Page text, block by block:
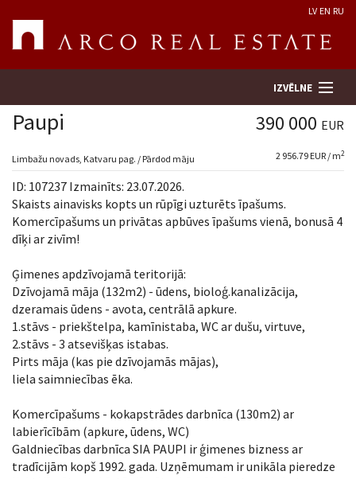
LV EN RU
IZVĒLNE
Meklēt īpašumu
Novērtēt īpašumu
Uzņēmums
Pakalpojumi
Kontakti
Paupi 390 000 EUR
Limbažu novads, Katvaru pag. / Pārdod māju 2 956.79 EUR / m2
ID: 107237 Izmainīts: 23.07.2026.
Skaists ainavisks kopts un rūpīgi uzturēts īpašums.
Komercīpašums un privātas apbūves īpašums vienā, bonusā 4
dīķi ar zivīm!
Ģimenes apdzīvojamā teritorijā:
Dzīvojamā māja (132m2) - ūdens, bioloģ.kanalizācija,
dzeramais ūdens - avota, centrālā apkure.
1.stāvs - priekštelpa, kamīnistaba, WC ar dušu, virtuve,
2.stāvs - 3 atsevišķas istabas.
Pirts māja (kas pie dzīvojamās mājas),
liela saimniecības ēka.
Komercīpašums - kokapstrādes darbnīca (130m2) ar
labierīcībām (apkure, ūdens, WC)
Galdniecības darbnīca SIA PAUPI ir ģimenes bizness ar
tradīcijām kopš 1992. gada. Uzņēmumam ir unikāla pieredze